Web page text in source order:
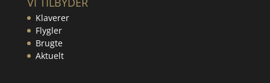
Klaverer
Flygler
Brugte
Aktuelt